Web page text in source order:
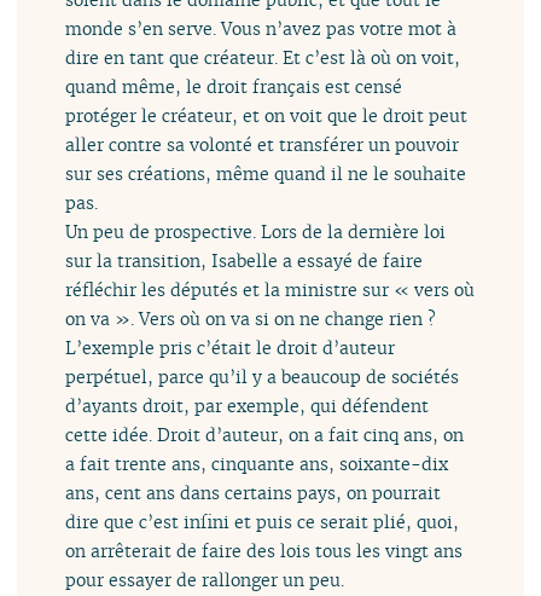
monde s’en serve. Vous n’avez pas votre mot à
dire en tant que créateur. Et c’est là où on voit,
quand même, le droit français est censé
protéger le créateur, et on voit que le droit peut
aller contre sa volonté et transférer un pouvoir
sur ses créations, même quand il ne le souhaite
pas.
Un peu de prospective. Lors de la dernière loi
sur la transition, Isabelle a essayé de faire
réfléchir les députés et la ministre sur « vers où
on va ». Vers où on va si on ne change rien ?
L’exemple pris c’était le droit d’auteur
perpétuel, parce qu’il y a beaucoup de sociétés
d’ayants droit, par exemple, qui défendent
cette idée. Droit d’auteur, on a fait cinq ans, on
a fait trente ans, cinquante ans, soixante-dix
ans, cent ans dans certains pays, on pourrait
dire que c’est infini et puis ce serait plié, quoi,
on arrêterait de faire des lois tous les vingt ans
pour essayer de rallonger un peu.